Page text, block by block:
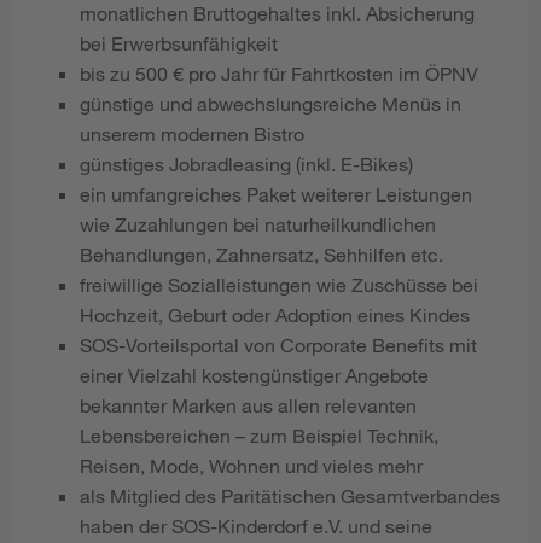
monatlichen Bruttogehaltes inkl. Absicherung
bei Erwerbsunfähigkeit
bis zu 500 € pro Jahr für Fahrtkosten im ÖPNV
günstige und abwechslungsreiche Menüs in
unserem modernen Bistro
günstiges Jobradleasing (inkl. E-Bikes)
ein umfangreiches Paket weiterer Leistungen
wie Zuzahlungen bei naturheilkundlichen
Behandlungen, Zahnersatz, Sehhilfen etc.
freiwillige Sozialleistungen wie Zuschüsse bei
Hochzeit, Geburt oder Adoption eines Kindes
SOS-Vorteilsportal von Corporate Benefits mit
einer Vielzahl kostengünstiger Angebote
bekannter Marken aus allen relevanten
Lebensbereichen – zum Beispiel Technik,
Reisen, Mode, Wohnen und vieles mehr
als Mitglied des Paritätischen Gesamtverbandes
haben der SOS-Kinderdorf e.V. und seine